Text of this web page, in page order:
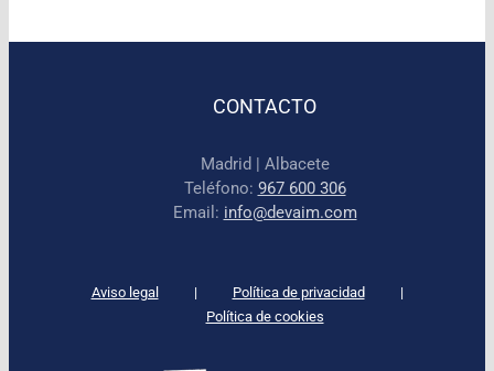
CONTACTO
Madrid | Albacete
Teléfono: 967 600 306
Email: info@devaim.com
Aviso legal
Política de privacidad
Política de cookies